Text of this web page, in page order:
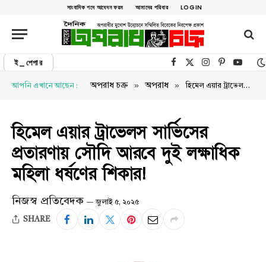
সাংবাদিক পদে আবেদন ফরম আমাদের পরিবার LOGIN
ই_পেপার Facebook
X (Twitter)Instagram
Pinterest
আপনি এখানে আছেন : অপরাধ চক্র » অপরাধ » হিমেল এয়ার ট্রাভেলস সার্ভিসের প্রতারণায় সৌদি আরবে দুই লক্ষাধিক মহিলা ধর্ষণের শিকার!
হিমেল এয়ার ট্রাভেলস সার্ভিসের
প্রতারণায় সৌদি আরবে দুই লক্ষাধিক
মহিলা ধর্ষণের শিকার!
নিজস্ব প্রতিবেদক জুলাই ৫, ২০২৫
SHARE